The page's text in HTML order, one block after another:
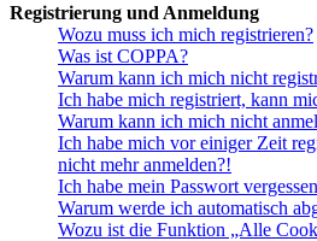
Registrierung und Anmeldung
Wozu muss ich mich registrieren?
Was ist COPPA?
Warum kann ich mich nicht
Ich habe mich registriert, kann
Warum kann ich mich nicht
Ich habe mich vor einiger Zeit
nicht mehr anmelden?!
Ich habe mein Passwort
Warum werde ich automatisch
Wozu ist die Funktion „Alle